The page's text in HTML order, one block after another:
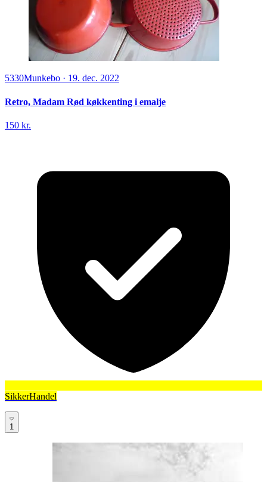
5330Munkebo · 19. dec. 2022
Retro, Madam Rød køkkenting i emalje
150 kr.
SikkerHandel
1